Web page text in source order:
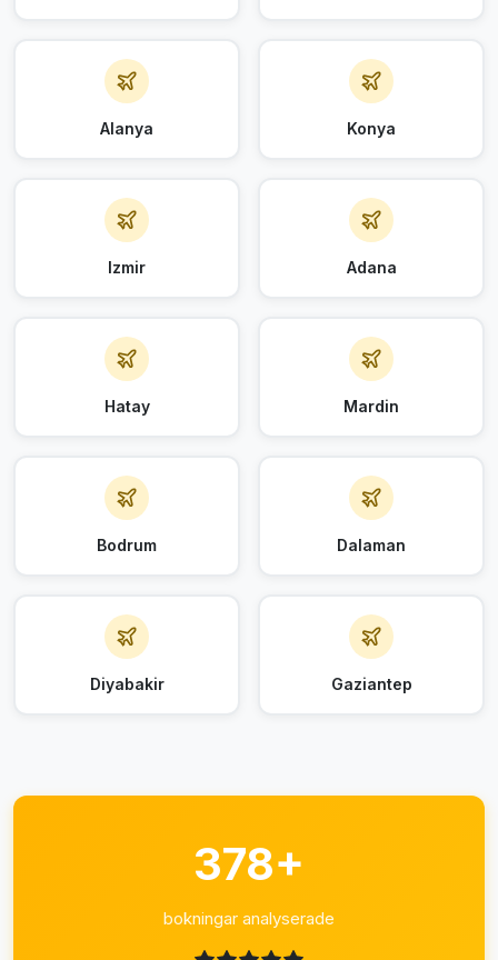
Alanya Konya
Izmir Adana
Hatay Mardin
Bodrum Dalaman
Diyabakir Gaziantep
378+
bokningar analyserade